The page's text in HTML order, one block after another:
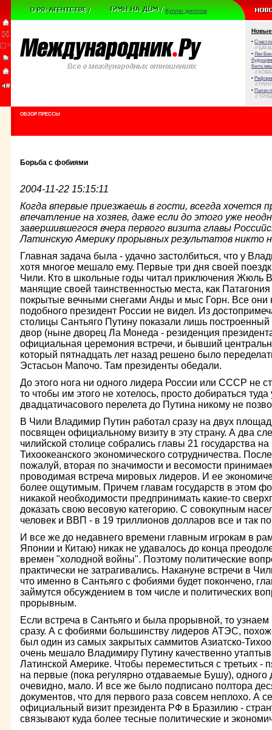
Куплю диплом
Новые
•
//
• Лео
будущем
быть
//
•
//
• Палач
//
ОБЗОР ПРЕССЫ
Борьба с фобиями
2004-11-22 15:15:11
Когда впервые приезжаешь в гости, всегда хочется
впечатление на хозяев, даже если до этого уже
завершившегося вчера первого визита главы
Латинскую Америку прорывных результатов никто
Главная задача была - удачно застолбиться, что у
хотя многое мешало ему. Первые три дня своей
Чили. Кто в школьные годы читал приключения Жюль
манящие своей таинственностью места, как
покрытые вечными снегами Анды и мыс Горн. Все они
подобного президент России не видел. Из
столицы Сантьяго Путину показали лишь
двор (ныне дворец Ла Монеда - резиденция
официальная церемония встречи, и бывший
который пятнадцать лет назад решено было
Эстасьон Мапочо. Там президенты обедали.
До этого нога ни одного лидера России или СССР не
то чтобы им этого не хотелось, просто добираться
двадцатичасового перелета до Путина никому не
В Чили Владимир Путин работал сразу на двух
посвящен официальному визиту в эту страну. А два
чилийской столице собрались главы 21 государства
Тихоокеанского экономического сотрудничества.
пожалуй, вторая по значимости и весомости
проводимая встреча мировых лидеров. И ее
более ощутимым. Причем главам государств в этом
никакой необходимости предпринимать какие-то
доказать свою весовую категорию. С совокупным
человек и ВВП - в 19 триллионов долларов все и так
И все же до недавнего времени главным игрокам в
Японии и Китаю) никак не удавалось до конца
времен "холодной войны". Поэтому политические
практически не затрагивались. Накануне встречи в
что именно в Сантьяго с фобиями будет покончено,
займутся обсуждением в том числе и политических
прорывным.
Если встреча в Сантьяго и была прорывной, то
сразу. А с фобиями большинству лидеров АТЭС,
был один из самых закрытых саммитов Азиатско-
очень мешало Владимиру Путину качественно
Латинской Америке. Чтобы переместиться с третьих -
на первые (пока регулярно отдаваемые Бушу), одного
очевидно, мало. И все же было подписано полтора
документов, что для первого раза совсем неплохо. А
официальный визит президента РФ в Бразилию -
связывают куда более тесные политические и